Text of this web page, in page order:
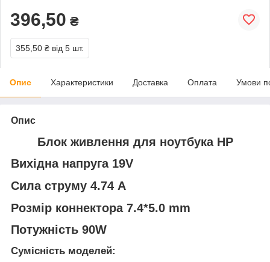
396,50 ₴
355,50 ₴ від 5 шт.
Опис Характеристики Доставка Оплата Умови
Опис
Блок живлення для ноутбука HP
Вихідна напруга 19V
Сила струму 4.74 A
Розмір коннектора 7.4*5.0 mm
Потужність 90W
Сумісність моделей: